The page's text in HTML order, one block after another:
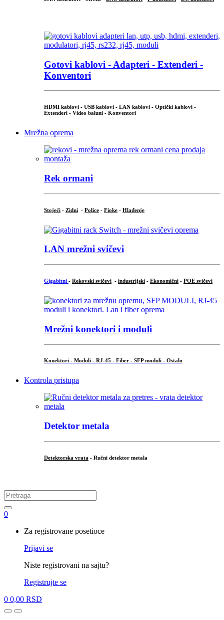
Gotovi kablovi - Adapteri - Extenderi -
Konventori
HDMI kablovi - USB kablovi - LAN kablovi - Optički kablovi -
Extenderi - Video baluni - Konventori
Mrežna oprema
Rek ormani
Stojeći - Zidni - Police - Fioke - Hlađenje
LAN mrežni svičevi
Gigabitni - Rekovski svičevi - industrijski - Ekonomični - POE svičevi
Mrežni konektori i moduli
Konektori - Moduli - RJ-45 - Fiber - SFP moduli - Ostalo
Kontrola pristupa
Detektor metala
Detektorska vrata - Ručni detektor metala
Search
for:
0
Za registrovane posetioce
Prijavi se
Niste registrovani na sajtu?
Registrujte se
0 0,00 RSD
OpenClose